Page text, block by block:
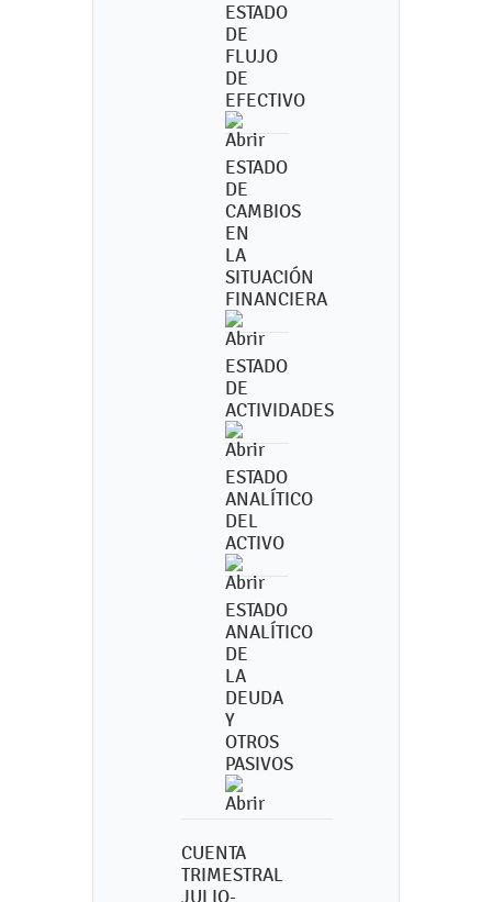
ESTADO
DE
FLUJO
DE
EFECTIVO
ESTADO
DE
CAMBIOS
EN
LA
SITUACIÓN
FINANCIERA
ESTADO
DE
ACTIVIDADES
ESTADO
ANALÍTICO
DEL
ACTIVO
ESTADO
ANALÍTICO
DE
LA
DEUDA
Y
OTROS
PASIVOS
CUENTA
TRIMESTRAL
JULIO-